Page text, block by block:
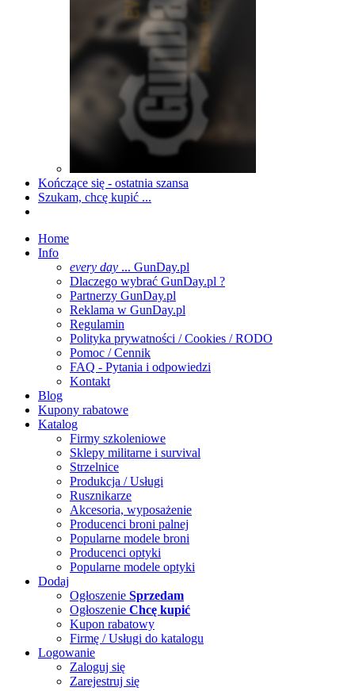
Kończące się - ostatnia szansa
Szukam, chcę kupić ...
Home
Info
every day ... GunDay.pl
Dlaczego wybrać GunDay.pl ?
Partnerzy GunDay.pl
Reklama w GunDay.pl
Regulamin
Polityka prywatności / Cookies / RODO
Pomoc / Cennik
FAQ - Pytania i odpowiedzi
Kontakt
Blog
Kupony rabatowe
Katalog
Firmy szkoleniowe
Sklepy militarne i survival
Strzelnice
Produkcja / Usługi
Rusznikarze
Akcesoria, wyposażenie
Producenci broni palnej
Popularne modele broni
Producenci optyki
Popularne modele optyki
Dodaj
Ogłoszenie Sprzedam
Ogłoszenie Chcę kupić
Kupon rabatowy
Firmę / Usługi do katalogu
Logowanie
Zaloguj się
Zarejestruj się